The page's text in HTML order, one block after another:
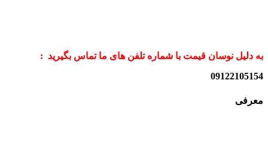
به دلیل نوسان قیمت با شماره تلفن های ما تماس بگیرید :
09122105154
معرفی